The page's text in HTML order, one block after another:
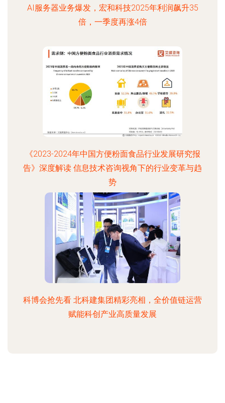
AI服务器业务爆发，宏和科技2025年利润飙升35
倍，一季度再涨4倍
《2023-2024年中国方便粉面食品行业发展研究报
告》深度解读 信息技术咨询视角下的行业变革与趋
势
科博会抢先看 北科建集团精彩亮相，全价值链运营
赋能科创产业高质量发展